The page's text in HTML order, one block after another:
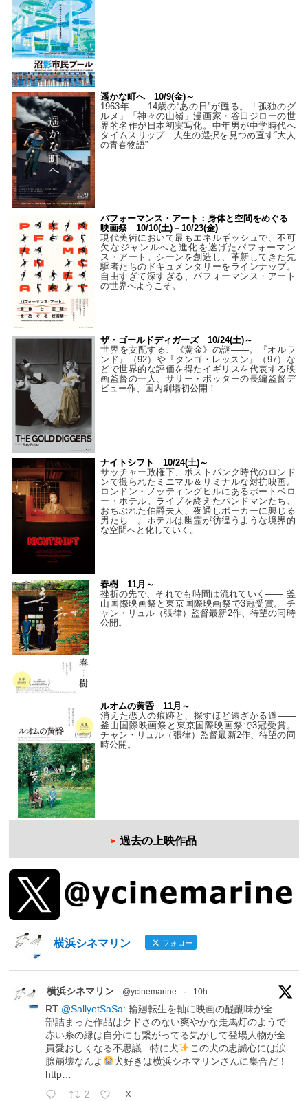
遥かな町へ 10/9(金)～
1963年――14歳の“あの日”が甦る。「孤独のグ
ルメ」「神々の山嶺」漫画家・谷口ジローの世
界的名作が日本初実写化。中年男が中学時代へ
タイムスリップ…人生の選択を見つめ直す“大人
の青春物語”
パフォーマンス・アート：身体と空間をめぐる
映画祭 10/10(土)－10/23(金)
現代美術において最もエネルギッシュで、不可
欠なジャンルへと進化を遂げたパフォーマン
ス・アート。シーンを創造し、革新してきた先
駆者たちのドキュメンタリーをラインナップ。
自由すぎて深すぎる、パフォーマンス・アート
の世界へようこそ。
ザ・ゴールドディガーズ 10/24(土)～
世界を支配する、《黄金》の謎――。『オルラ
ンド』（92）や『タンゴ・レッスン』（97）な
どで世界的な評価を得たイギリスを代表する映
画監督の一人、サリー・ポッターの長編監督デ
ビュー作、国内劇場初公開！
ナイトシフト 10/24(土)～
サッチャー政権下、ポストパンク時代のロンド
ンで撮られたミニマル＆リミナルな対抗映画。
ロンドン・ノッティングヒルにあるポートベロ
ー・ホテル。ライブを終えたバンドマンたち、
おちぶれた伯爵夫人、夜通しポーカーに興じる
男たち…。ホテルは幽霊が彷徨うような境界的
な空間へと化していく。
春樹 11月～
挫折の先で、それでも時間は流れていく—— 釜
山国際映画祭と東京国際映画祭で3冠受賞。 チ
ャン・リュル（張律）監督最新2作、待望の同時
公開。
ルオムの黄昏 11月～
消えた恋人の痕跡と、探すほど遠ざかる道——
釜山国際映画祭と東京国際映画祭で3冠受賞。
チャン・リュル（張律）監督最新2作、待望の同
時公開。
過去の上映作品
横浜シネマリン フォロー
横浜シネマリン @ycinemarine · 10h
RT @SallyetSaSa: 輪廻転生を軸に映画の醍醐味が全
部詰まった作品はクドさのない爽やかな走馬灯のようで
赤い糸の縁は自分にも繋がってる気がして登場人物が全
員愛おしくなる不思議...特に犬
この犬の忠誠心には涙
腺崩壊なんよ
犬好きは横浜シネマリンさんに集合だ！
http…
2 X